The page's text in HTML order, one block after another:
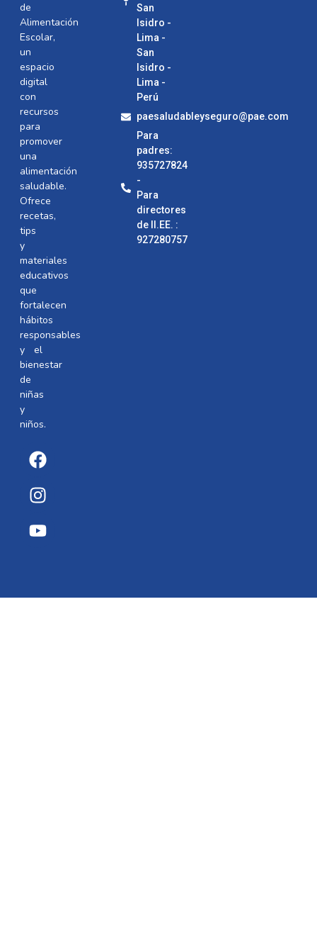
de
Alimentación
Escolar,
un
espacio
digital
con
recursos
para
promover
una
alimentación
saludable.
Ofrece
recetas,
tips
y
materiales
educativos
que
fortalecen
hábitos
responsables
y el
bienestar
de
niñas
y
niños.
San
Isidro -
Lima -
San
Isidro -
Lima -
Perú
paesaludableyseguro@pae.com
Para
padres:
935727824
-
Para
directores
de II.EE. :
927280757